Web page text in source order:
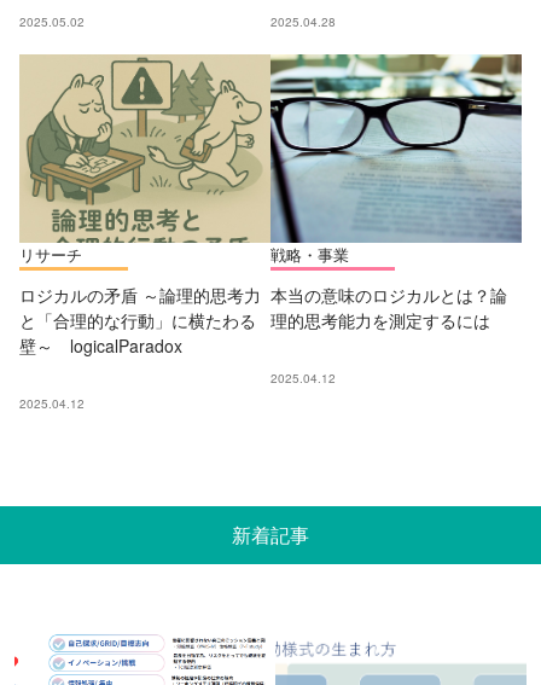
2025.05.02 2025.04.28
リサーチ
ロジカルの矛盾 ～論理的思考力
と「合理的な行動」に横たわる
壁～ logicalParadox
2025.04.12
戦略・事業
本当の意味のロジカルとは？論
理的思考能力を測定するには
2025.04.12
新着記事